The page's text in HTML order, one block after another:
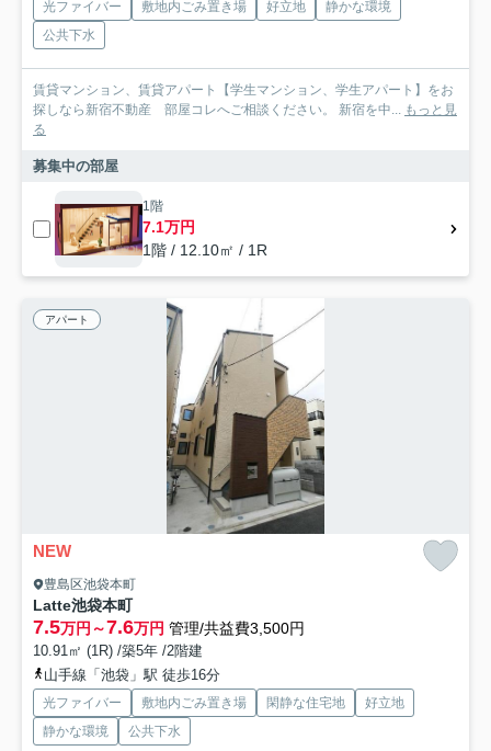
光ファイバー 敷地内ごみ置き場 好立地
静かな環境
公共下水
賃貸マンション、賃貸アパート【学生マンション、学生アパート】をお
探しなら新宿不動産 部屋コレへご相談ください。 新宿を中... もっと見
る
募集中の部屋
1階
7.1万円
1階 / 12.10㎡ / 1R
アパート
NEW
豊島区池袋本町
Latte池袋本町
7.5万円～7.6万円 管理/共益費3,500円
10.91㎡ (1R) /築5年 /2階建
山手線「池袋」駅 徒歩16分
光ファイバー 敷地内ごみ置き場 閑静な住宅地
好立地
静かな環境
公共下水